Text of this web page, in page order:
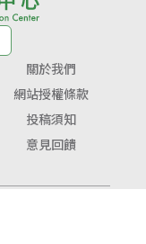
關於我們
網站授權條款
投稿須知
意見回饋